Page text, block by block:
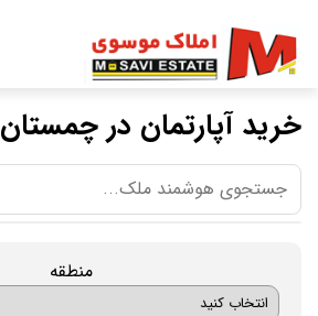
خرید آپارتمان در چمستان
منطقه